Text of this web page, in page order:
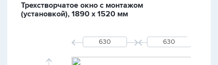
Трехстворчатое окно с монтажом
(установкой), 1890 х 1520 мм